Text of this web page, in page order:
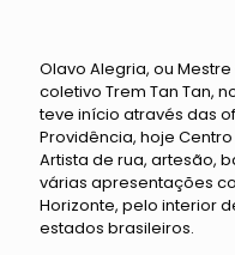
Olavo Alegria, ou
coletivo Trem Tan Tan,
teve início através das
Providência, hoje
Artista de rua, artesão,
várias apresentações
Horizonte, pelo interior
estados brasileiros.